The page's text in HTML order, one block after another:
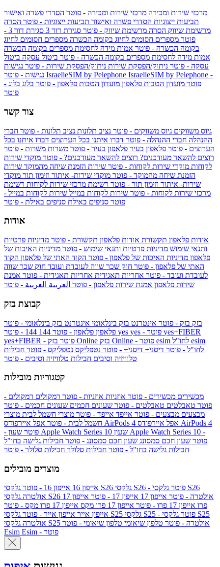
מרכזי שירות ומכירה מרכזי שירות ומכירה - פוטר הסדרי פשרה ואישור
תביעות ייצוגיות הסדרי פשרה ואישור תביעות ייצוגיות - פוטר הסרה
מרשימת שיווק הסרה מרשימת שיווק - פוטר סגירת דור 3
סגירת דור 3 -
פוטר מספרים חסומים לחיוג בקומה הכשרה מספרים חסומים לחיוג
בקומה הכשרה - פוטר אמות מידה לחסימת מספרים בקומה הכשרה
אמות מידה לחסימת מספרים בקומה הכשרה - פוטר ביטול עסקה ביטול
עסקה - פוטר ניתוק/הפסקת שירות ניתוק/הפסקת שירות - פוטר נגישות
IsraelieSIM by Pelephone IsraelieSIM by Pelephone -
פוטר מועדון הטבות פלאפון מועדון הטבות פלאפון - פוטר בלוג בלוג -
פוטר
צור קשר
גיוס משווקים גיוס משווקים - פוטר נציב תלונות נציב תלונות - פוטר חברי
ההנהלה חברי ההנהלה - פוטר דברו איתנו בכל הערוצים דברו איתנו בכל
הערוצים - פוטר פלאפון בעיר פלאפון בעיר - פוטר משרות משרות - פוטר
רוצים להשאר מעודכנים? רוצים להשאר מעודכנים? - פוטר מוקדי שירות
לקוחות מוקדי שירות לקוחות - פוטר שירות הזמנת שיחה מהמוקד שירות
הזמנת שיחה מהמוקד - פוטר מוקדי שירות- איתור וזימון תור מוקדי
שירות- איתור וזימון תור - פוטר רשימת מרכזי שירות לקוחות רשימת
מרכזי שירות לקוחות - פוטר שירות לקוחות במייל שירות לקוחות במייל -
פוטר סניפים באילת סניפים באילת - פוטר
אודות
אודות פלאפון תקשורת אודות פלאפון תקשורת - פוטר מדיניות פרטיות
ותנאי שימוש מדיניות פרטיות ותנאי שימוש - פוטר מדיניות האיכות של
פלאפון מדיניות האיכות של פלאפון - פוטר הקוד האתי של פלאפון הקוד
האתי של פלאפון - פוטר חוק שכר שווה לעובדת ועובד חוק שכר שווה
לעובדת ועובד - פוטר אחריות תאגידית אחריות תאגידית - פוטר אמנת
שירות פלאפון אמנת שירות פלאפון - פוטר العربية العربية - פוטר
קבוצת בזק
בזק בזק - פוטר אינטרנט בזק בינלאומי אינטרנט בזק בינלאומי - פוטר
פלאפון פלאפון - פוטר 144 yes
yes+FIBER
yes+FIBER - פוטר בזק Online
esim
לחו"ל - פוטר דיסני+ דיסני+ - פוטר נטפליקס נטפליקס - פוטר חבילות
טלוויזיה וסיבים חבילות טלוויזיה וסיבים - פוטר
קטגוריות מובילות
מכשירים מכשירים - פוטר אוזניות אוזניות - פוטר רמקולים רמקולים -
פוטר טאבלטים טאבלטים - פוטר שעונים חכמים שעונים חכמים - פוטר
מבצעים מבצעים - פוטר אייפד אייפד - פוטר מוצרי חשמל לבית מוצרי
חשמל לבית - פוטר אפל איירפודס AirPods 4 אפל איירפודס AirPods 4
- פוטר שעון Apple Watch Series 10 שעון Apple Watch Series 10 -
פוטר שעון חכם סמסונג שעון חכם סמסונג - פוטר חבילות גלישה בחו"ל
חבילות גלישה בחו"ל - פוטר חבילות סלולר חבילות סלולר - פוטר
מוצרים מובילים
אייפון 16 אייפון 16 - פוטר גלקסי S26 גלקסי S26 - פוטר גלקסי S26
אולטרה
גלקסי S26 אולטרה - פוטר אייפון 17 אייפון 17 - פוטר
אייפון 17
פרו אייפון 17 פרו - פוטר אייפון 17 פרו מקס
אייפון 17 פרו מקס - פוטר
אייפון אייר אייפון אייר - פוטר גלקסי S25 גלקסי S25 - פוטר גלקסי S25
אולטרה
גלקסי S25 אולטרה - פוטר טלפון שיאומי טלפון שיאומי - פוטר
Esim
Esim - פוטר